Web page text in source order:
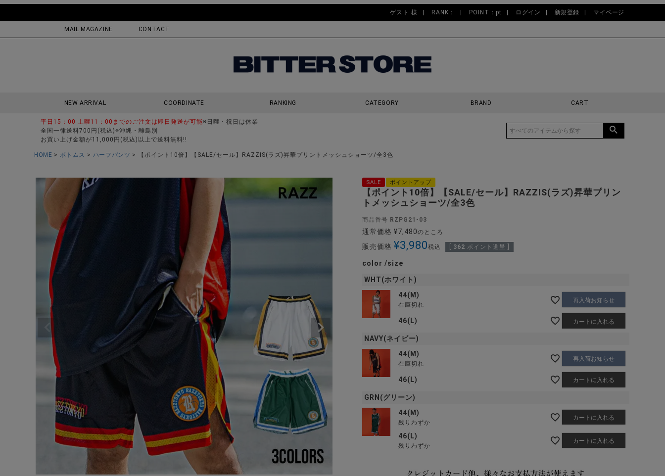
ゲスト 様 RANK： POINT：pt ログイン 新規登録 マイページ
MAIL MAGAZINE CONTACT
NEW ARRIVAL COORDINATE RANKING CATEGORY BRAND CART
平日15：00 土曜11：00までのご注文は即日発送が可能※日曜・祝日は休業
全国一律送料700円(税込)※沖縄・離島別
お買い上げ金額が11,000円(税込)以上で送料無料!!
HOME ボトムス ハーフパンツ 【ポイント10倍】【SALE/セール】RAZZIS(ラズ)昇華プリントメッシュショーツ/全3色
SALE ポイントアップ
【ポイント10倍】【SALE/セール】RAZZIS(ラズ)昇華プリン
トメッシュショーツ/全3色
商品番号 RZPG21-03
通常価格 ¥7,480のところ
販売価格 ¥3,980税込 362 ポイント進呈 ]
color size
WHT(ホワイト)
44(M)
在庫切れ
再入荷お知らせ
46(L) カートに入れる
NAVY(ネイビー)
44(M)
在庫切れ
再入荷お知らせ
46(L) カートに入れる
GRN(グリーン)
44(M)
残りわずか
カートに入れる
46(L)
残りわずか
カートに入れる